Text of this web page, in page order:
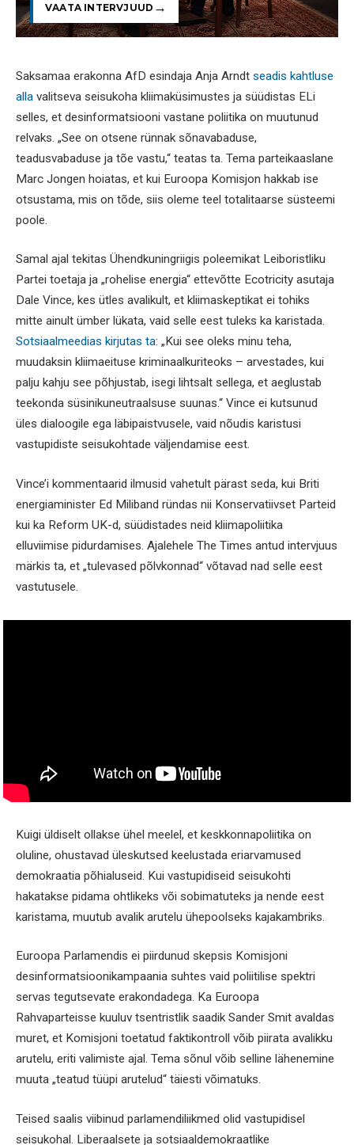
VAATA INTERVJUUD
Saksamaa erakonna AfD esindaja Anja Arndt seadis kahtluse
alla valitseva seisukoha kliimaküsimustes ja süüdistas ELi
selles, et desinformatsiooni vastane poliitika on muutunud
relvaks. „See on otsene rünnak sõnavabaduse,
teadusvabaduse ja tõe vastu,“ teatas ta. Tema parteikaaslane
Marc Jongen hoiatas, et kui Euroopa Komisjon hakkab ise
otsustama, mis on tõde, siis oleme teel totalitaarse süsteemi
poole.
Samal ajal tekitas Ühendkuningriigis poleemikat Leiboristliku
Partei toetaja ja „rohelise energia“ ettevõtte Ecotricity asutaja
Dale Vince, kes ütles avalikult, et kliimaskeptikat ei tohiks
mitte ainult ümber lükata, vaid selle eest tuleks ka karistada.
Sotsiaalmeedias kirjutas ta: „Kui see oleks minu teha,
muudaksin kliimaeituse kriminaalkuriteoks – arvestades, kui
palju kahju see põhjustab, isegi lihtsalt sellega, et aeglustab
teekonda süsinikuneutraalsuse suunas.“ Vince ei kutsunud
üles dialoogile ega läbipaistvusele, vaid nõudis karistusi
vastupidiste seisukohtade väljendamise eest.
Vince’i kommentaarid ilmusid vahetult pärast seda, kui Briti
energiaminister Ed Miliband ründas nii Konservatiivset Parteid
kui ka Reform UK-d, süüdistades neid kliimapoliitika
elluviimise pidurdamises. Ajalehele The Times antud intervjuus
märkis ta, et „tulevased põlvkonnad“ võtavad nad selle eest
vastutusele.
Kuigi üldiselt ollakse ühel meelel, et keskkonnapoliitika on
oluline, ohustavad üleskutsed keelustada eriarvamused
demokraatia põhialuseid. Kui vastupidiseid seisukohti
hakatakse pidama ohtlikeks või sobimatuteks ja nende eest
karistama, muutub avalik arutelu ühepoolseks kajakambriks.
Euroopa Parlamendis ei piirdunud skepsis Komisjoni
desinformatsioonikampaania suhtes vaid poliitilise spektri
servas tegutsevate erakondadega. Ka Euroopa
Rahvaparteisse kuuluv tsentristlik saadik Sander Smit avaldas
muret, et Komisjoni toetatud faktikontroll võib piirata avalikku
arutelu, eriti valimiste ajal. Tema sõnul võib selline lähenemine
muuta „teatud tüüpi arutelud“ täiesti võimatuks.
Teised saalis viibinud parlamendiliikmed olid vastupidisel
seisukohal. Liberaalsete ja sotsiaaldemokraatlike